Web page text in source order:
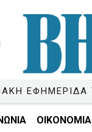
ΕΦΗΜΕΡΙΔΑ
ΟΙΚΟΝΟΜΙΑ